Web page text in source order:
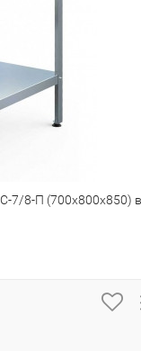
7/8-П (700х800х850) в